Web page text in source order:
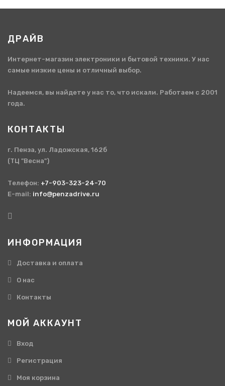
ДРАЙВ
Интернет-магазин электроники и бытовой техники. У нас
самые низкие цены и отличный выбор.
Надеемся, вы найдете у нас то, что искали. Работаем с 2001
года.
КОНТАКТЫ
г. Пенза, ул. Ладожская, 162б
(ТЦ "Весна")
Телефон: +7-903-323-24-70
E-mail: info@penzadrive.ru
ИНФОРМАЦИЯ
Доставка и оплата
О нас
Контакты
МОЙ АККАУНТ
Вход
Регистрация
Моя корзина